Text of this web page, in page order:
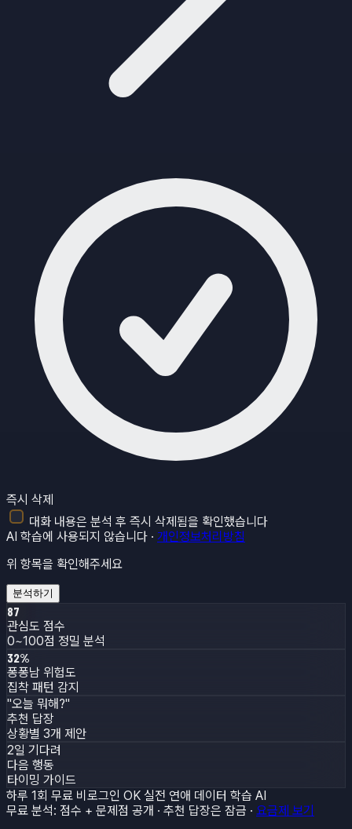
즉시 삭제
대화 내용은 분석 후 즉시 삭제됨을 확인했습니다
AI 학습에 사용되지 않습니다 · 개인정보처리방침
위 항목을 확인해주세요
분석하기
87
관심도 점수
0~100점 정밀 분석
32%
퐁퐁남 위험도
집착 패턴 감지
"오늘 뭐해?"
추천 답장
상황별 3개 제안
2일 기다려
다음 행동
타이밍 가이드
하루 1회 무료 비로그인 OK 실전 연애 데이터 학습 AI
무료 분석: 점수 + 문제점 공개 · 추천 답장은 잠금 · 요금제 보기